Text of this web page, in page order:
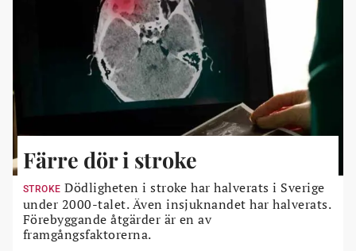
Färre dör i stroke
STROKE Dödligheten i stroke har halverats i Sverige
under 2000-talet. Även insjuknandet har halverats.
Förebyggande åtgärder är en av
framgångsfaktorerna.